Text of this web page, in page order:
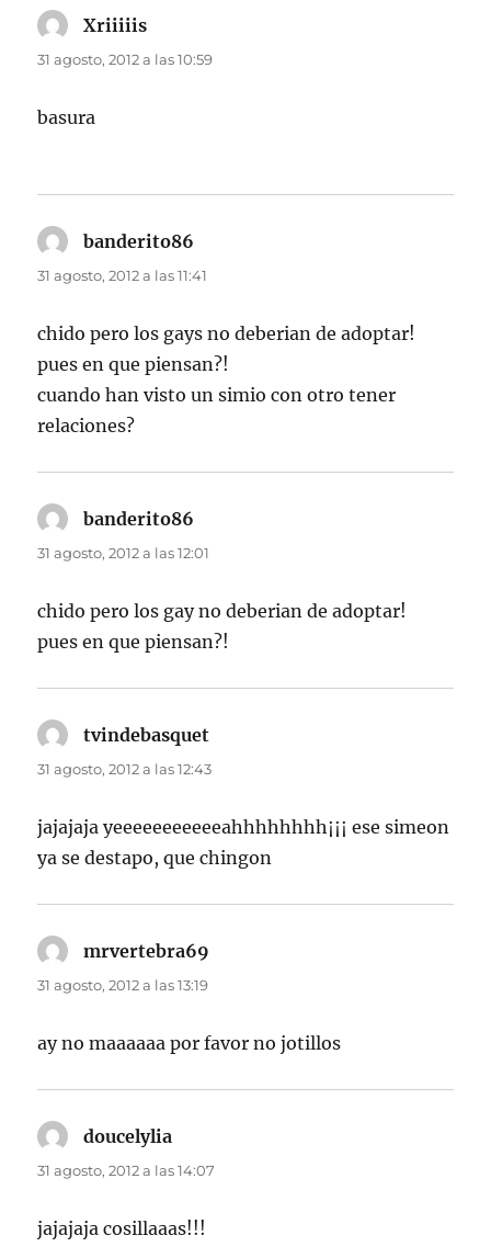
Xriiiiis
31 agosto, 2012 a las 10:59
basura
banderito86
31 agosto, 2012 a las 11:41
chido pero los gays no deberian de adoptar!
pues en que piensan?!
cuando han visto un simio con otro tener
relaciones?
banderito86
31 agosto, 2012 a las 12:01
chido pero los gay no deberian de adoptar!
pues en que piensan?!
tvindebasquet
31 agosto, 2012 a las 12:43
jajajaja yeeeeeeeeeeeahhhhhhhh¡¡¡ ese simeon
ya se destapo, que chingon
mrvertebra69
31 agosto, 2012 a las 13:19
ay no maaaaaa por favor no jotillos
doucelylia
31 agosto, 2012 a las 14:07
jajajaja cosillaaas!!!